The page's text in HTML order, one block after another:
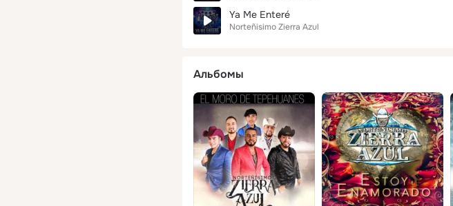
Ya Me Enteré
Norteñisimo Zierra Azul
Альбомы